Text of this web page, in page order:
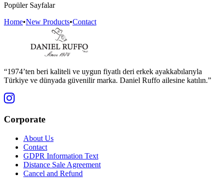
Popüler Sayfalar
Home•New Products•Contact
“1974’ten beri kaliteli ve uygun fiyatlı deri erkek ayakkabılarıyla
Türkiye ve dünyada güvenilir marka. Daniel Ruffo ailesine katılın.”
Corporate
About Us
Contact
GDPR Information Text
Distance Sale Agreement
Cancel and Refund